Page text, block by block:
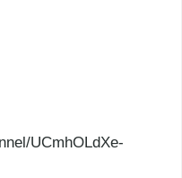
UCmhOLdXe-